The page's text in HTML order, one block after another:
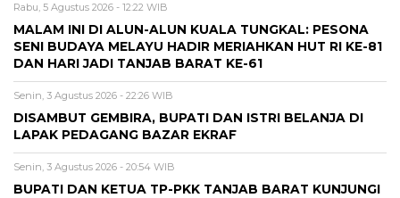
Rabu, 5 Agustus 2026 - 12:22 WIB
MALAM INI DI ALUN-ALUN KUALA TUNGKAL: PESONA
SENI BUDAYA MELAYU HADIR MERIAHKAN HUT RI KE-81
DAN HARI JADI TANJAB BARAT KE-61
Senin, 3 Agustus 2026 - 22:26 WIB
DISAMBUT GEMBIRA, BUPATI DAN ISTRI BELANJA DI
LAPAK PEDAGANG BAZAR EKRAF
Senin, 3 Agustus 2026 - 20:54 WIB
BUPATI DAN KETUA TP-PKK TANJAB BARAT KUNJUNGI